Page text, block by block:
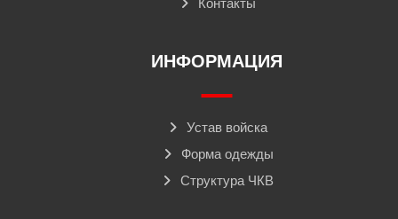
Контакты
ИНФОРМАЦИЯ
Устав войска
Форма одежды
Структура ЧКВ